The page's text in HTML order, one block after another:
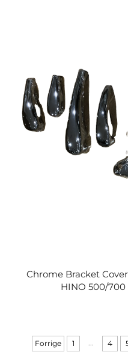
Chrome Bracket
HINO 500/
Forrige 1 ... 4